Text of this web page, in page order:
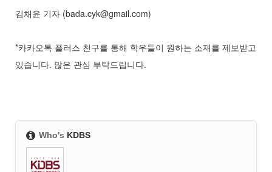
김채윤 기자 (bada.cyk@gmail.com)
*카카오톡 플러스 친구를 통해 학우들이 원하는 소재를 제보받고
있습니다. 많은 관심 부탁드립니다.
Who's KDBS